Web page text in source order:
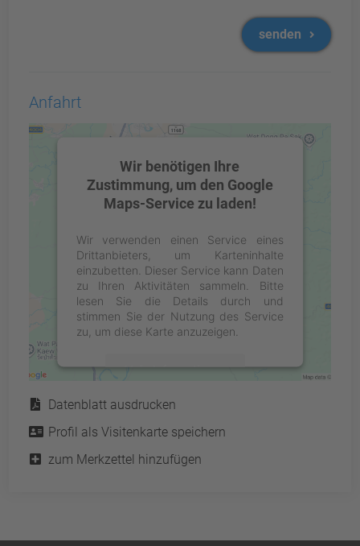
senden
Anfahrt
Wir benötigen Ihre
Zustimmung, um den Google
Maps-Service zu laden!
Wir verwenden einen Service eines
Drittanbieters, um Karteninhalte
einzubetten. Dieser Service kann Daten
zu Ihren Aktivitäten sammeln. Bitte
lesen Sie die Details durch und
stimmen Sie der Nutzung des Service
zu, um diese Karte anzuzeigen.
Mehr Informationen
Akzeptieren
powered by Usercentrics Consent
Management Platform
Service
Datenblatt ausdrucken
Profil als Visitenkarte speichern
zum Merkzettel hinzufügen